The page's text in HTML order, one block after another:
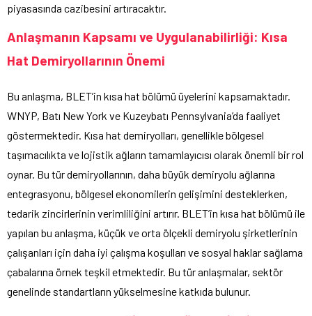
piyasasında cazibesini artıracaktır.
Anlaşmanın Kapsamı ve Uygulanabilirliği: Kısa
Hat Demiryollarının Önemi
Bu anlaşma, BLET’in kısa hat bölümü üyelerini kapsamaktadır.
WNYP, Batı New York ve Kuzeybatı Pennsylvania’da faaliyet
göstermektedir. Kısa hat demiryolları, genellikle bölgesel
taşımacılıkta ve lojistik ağların tamamlayıcısı olarak önemli bir rol
oynar. Bu tür demiryollarının, daha büyük demiryolu ağlarına
entegrasyonu, bölgesel ekonomilerin gelişimini desteklerken,
tedarik zincirlerinin verimliliğini artırır. BLET’in kısa hat bölümü ile
yapılan bu anlaşma, küçük ve orta ölçekli demiryolu şirketlerinin
çalışanları için daha iyi çalışma koşulları ve sosyal haklar sağlama
çabalarına örnek teşkil etmektedir. Bu tür anlaşmalar, sektör
genelinde standartların yükselmesine katkıda bulunur.